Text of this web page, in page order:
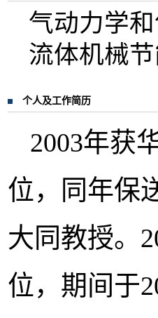
气动力学
流体机械
个人及工作简历
2003年获
位，同年保
大同教授。
位，期间于